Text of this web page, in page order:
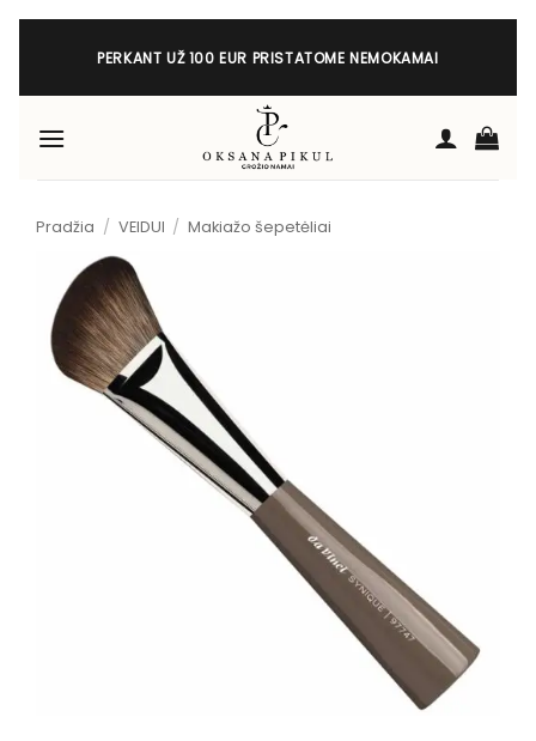
Skip
PERKANT UŽ 100 EUR PRISTATOME NEMOKAMAI
Pradžia / VEIDUI / Makiažo šepetėliai